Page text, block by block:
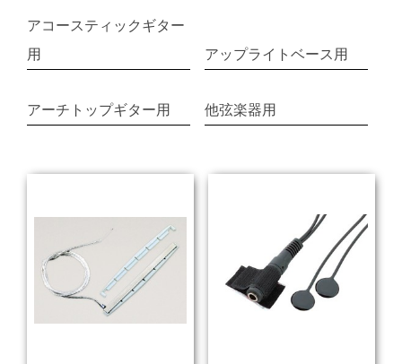
アコースティックギター
用
アップライトベース用
アーチトップギター用 他弦楽器用